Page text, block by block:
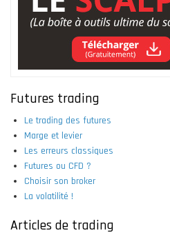
Futures trading
Le trading des futures
Marge et levier
Les erreurs classiques
Futures ou CFD ?
Choisir son broker
La volatilité !
Articles de trading